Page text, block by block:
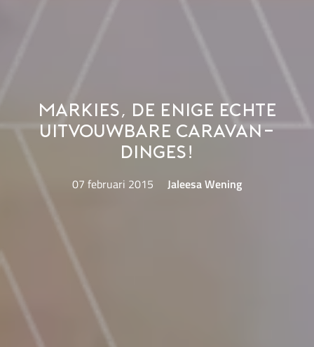
Markies, de enige echte
uitvouwbare caravan-
dinges!
07 februari 2015 Jaleesa Wening